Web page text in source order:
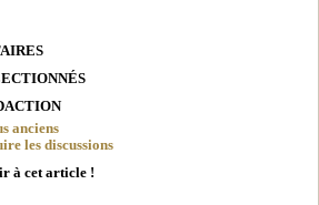
anciens
les discussions
à cet article !